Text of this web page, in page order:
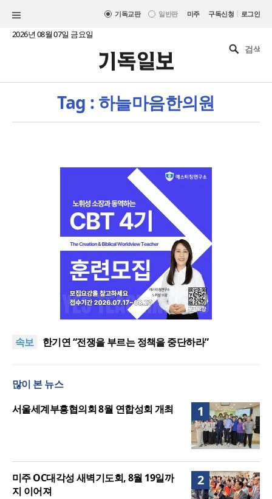
기독교판 일반판 미주 구독신청 | 로그인
2026년 08월 07일 금요일
Tag : 하늘마음한의원
속보
“한국 복음의 시작에는 미국보다 먼저 일본이 있었습
주길”
한기연 “전쟁을 부르는 정책을 중단하라”
성회 위해 협력
“한국 복음의 시작에는 미국보다 먼저 일본이 있었습
“기도로 시작한 스틸 美 대사, 한미동맹의 가교 되어
주길”
많이 본 뉴스
1
서울세계부흥협의회 8월 연합성회 개최
2
미주 OC대각성 새벽기도회, 8월 19일까
지 이어져